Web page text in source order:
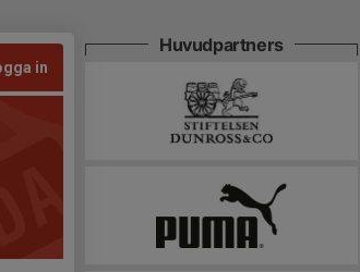
in
Huvudpartners